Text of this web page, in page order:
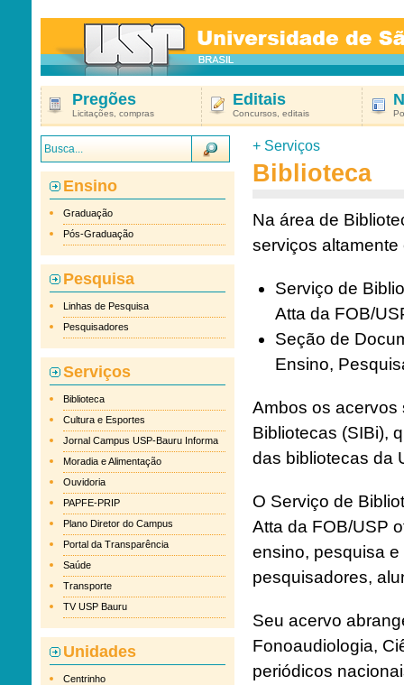
Pregões
Licitações, compras
Editais
Concursos, editais
Ensino
Graduação
Pós-Graduação
Pesquisa
Linhas de Pesquisa
Pesquisadores
Serviços
Biblioteca
Cultura e Esportes
Jornal Campus USP-Bauru Informa
Moradia e Alimentação
Ouvidoria
PAPFE-PRIP
Plano Diretor do Campus
Portal da Transparência
Saúde
Transporte
TV USP Bauru
Unidades
Centrinho
+ Serviços
Biblioteca
Na área de
serviços
Serviço de
Atta da FOB/
Seção de
Ensino,
Ambos os acervos
Bibliotecas (SIBi),
das bibliotecas da
O Serviço de
Atta da FOB/USP
ensino, pesquisa
pesquisadores,
Seu acervo
Fonoaudiologia,
periódicos